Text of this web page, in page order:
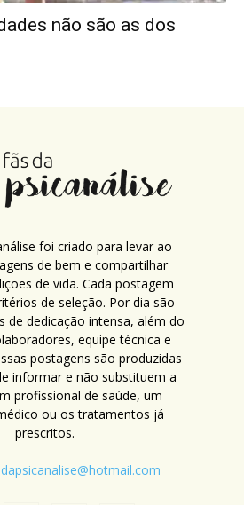
não são as dos
foi criado para levar ao
de bem e compartilhar
de vida. Cada postagem
de seleção. Por dia são
de dedicação intensa, além do
equipe técnica e
postagens são produzidas
informar e não substituem a
profissional de saúde, um
ou os tratamentos já
prescritos.